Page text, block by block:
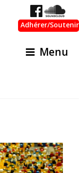
Menu
Adhérer/Soutenir